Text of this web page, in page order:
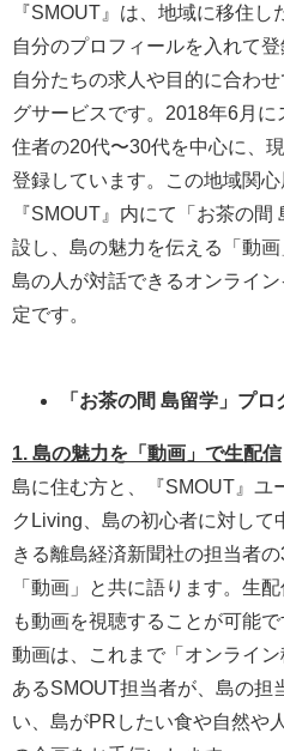
『SMOUT』は、地域に移住
自分のプロフィールを入れて
自分たちの求人や目的に合わ
グサービスです。2018年6月
住者の20代〜30代を中心に、
登録しています。この地域関
『SMOUT』内にて「お茶の
設し、島の魅力を伝える「動
島の人が対話できるオンライ
定です。
「お茶の間 島留学」プロ
1. 島の魅力を「動画」で生配信
島に住む方と、『SMOUT』ユ
クLiving、島の初心者に対して
きる離島経済新聞社の担当者
「動画」と共に語ります。生
も動画を視聴することが可能で
動画は、これまで「オンライ
あるSMOUT担当者が、島の担
い、島がPRしたい食や自然や